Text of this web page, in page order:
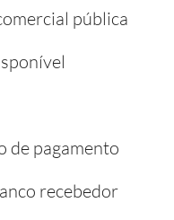
pública
de pagamento
recebedor